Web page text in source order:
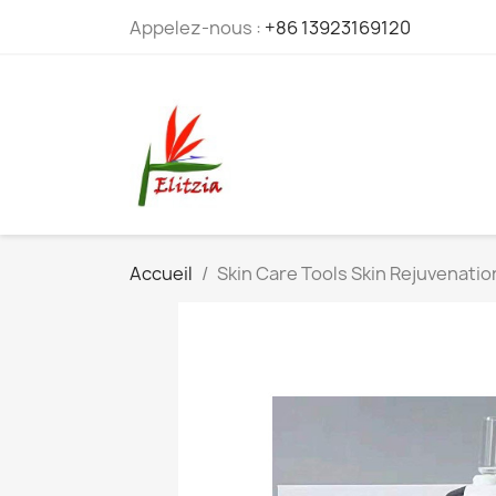
Appelez-nous : +86 13923169120
Accueil Skin Care Tools Skin